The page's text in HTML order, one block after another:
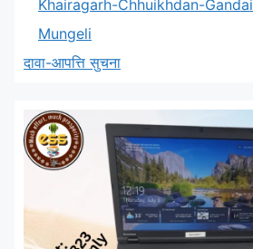
Khairagarh-Chhuikhdan-Gandai
Mungeli
दावा-आपत्ति सुचना